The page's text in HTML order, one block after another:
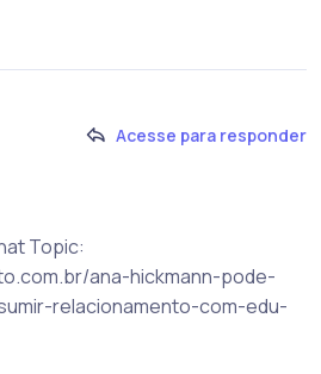
Acesse para responder
Topic:
ana-hickmann-pode-
relacionamento-com-edu-